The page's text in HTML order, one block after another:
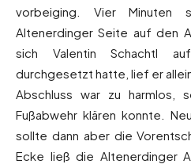
vorbeiging. Vier Minuten
Altenerdinger Seite auf den
sich Valentin Schachtl
durchgesetzt hatte, lief er
Abschluss war zu
Fußabwehr klären konnte.
sollte dann aber die
Ecke ließ die Altenerdinger